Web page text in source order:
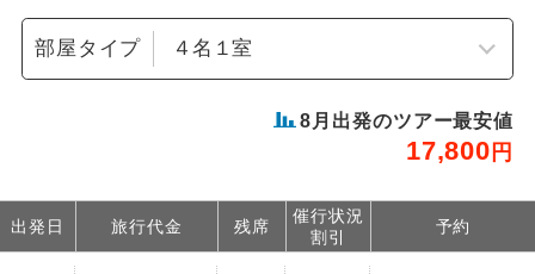
部屋タイプ
8 月出発のツアー最安値
17,800 円
出発日 旅行代金 残席
催行状況
割引
予約